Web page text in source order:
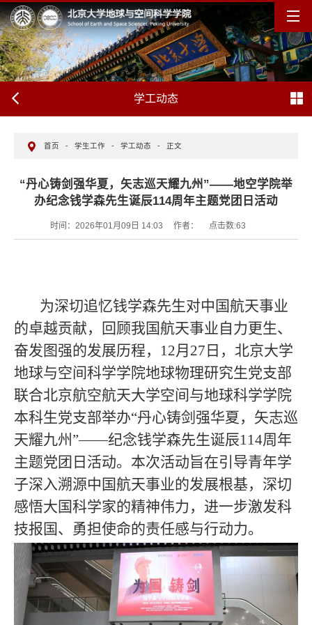
学工动态
首页 - 学生工作 - 学工动态 - 正文
“丹心铸剑强华夏，矢志巡天耀九州”——地空学院举
办纪念钱学森先生诞辰114周年主题党团日活动
时间：2026年01月09日 14:03 作者： 点击数:63
为深切追忆钱学森先生对中国航天事业
的卓越贡献，回顾我国航天事业自力更生、
奋发图强的发展历程，12月27日，北京大学
地球与空间科学学院地球物理研究生党支部
联合北京航空航天大学空间与地球科学学院
本科生党支部举办“丹心铸剑强华夏，矢志巡
天耀九州”——纪念钱学森先生诞辰114周年
主题党团日活动。本次活动旨在引导青年学
子深入溯源中国航天事业的发展根基，深切
感悟大国科学家的精神伟力，进一步激发科
技报国、勇担使命的责任感与行动力。